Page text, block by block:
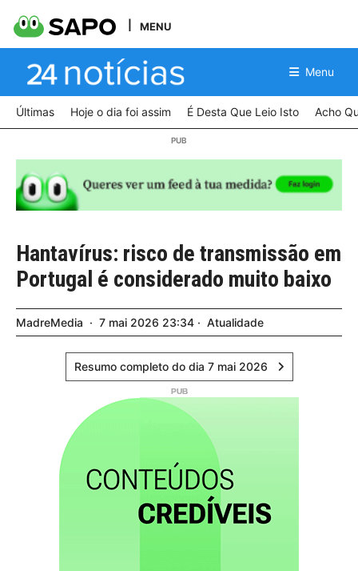
MENU
Menu
Últimas Hoje o dia foi assim É Desta Que Leio Isto Acho
Hantavírus: risco de transmissão em
Portugal é considerado muito baixo
MadreMedia 7 mai 2026 23:34 Atualidade
Resumo completo do dia 7 mai 2026